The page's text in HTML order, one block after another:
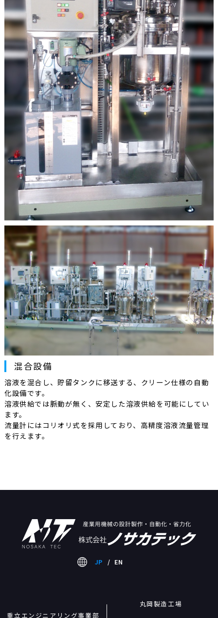
混合設備
溶液を混合し、貯留タンクに移送する、クリーン仕様の自動
化設備です。
溶液供給では脈動が無く、安定した溶液供給を可能にしてい
ます。
流量計にはコリオリ式を採用しており、高精度溶液流量管理
を行えます。
重立エンジニアリング事業部
丸岡製造工場